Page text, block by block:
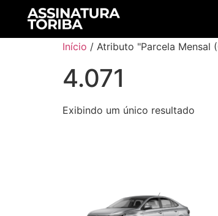
Início / Atributo "Parcela Mensal
4.071
Exibindo um único resultado